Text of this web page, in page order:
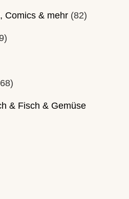
Comics & mehr(82)
& Fisch & Gemüse